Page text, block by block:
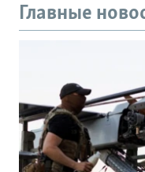
Главные